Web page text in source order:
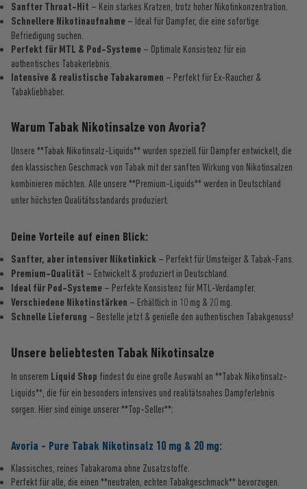
Sanfter Throat-Hit – Kein starkes Kratzen, trotz hoher Nikotinkonzentration.
Schnellere Nikotinaufnahme – Ideal für Dampfer, die eine sofortige
Befriedigung suchen.
Perfekt für MTL & Pod-Systeme – Optimale Konsistenz für ein
authentisches Tabakerlebnis.
Intensive & realistische Tabakaromen – Perfekt für Ex-Raucher &
Tabakliebhaber.
Warum Tabak Nikotinsalze von Avoria?
Unsere **Tabak Nikotinsalz-Liquids** wurden speziell für Dampfer entwickelt, die
den klassischen Geschmack von Tabak mit der sanften Wirkung von Nikotinsalzen
kombinieren möchten. Alle unsere **Premium-Liquids** werden in Deutschland
unter höchsten Qualitätsstandards produziert.
Deine Vorteile auf einen Blick:
Sanfter, aber intensiver Nikotinkick – Perfekt für Umsteiger & Tabak-Fans.
Premium-Qualität – Entwickelt & produziert in Deutschland.
Ideal für Pod-Systeme – Perfekte Konsistenz für MTL-Verdampfer.
Verschiedene Nikotinstärken – Erhältlich in 10 mg & 20 mg.
Schnelle Lieferung – Bestelle jetzt & genieße den authentischen Tabakgenuss!
Unsere beliebtesten Tabak Nikotinsalze
In unserem Liquid Shop findest du eine große Auswahl an **Tabak Nikotinsalz-
Liquids**, die für ein besonders intensives und realitätsnahes Dampferlebnis
sorgen. Hier sind einige unserer **Top-Seller**:
Avoria - Pure Tabak Nikotinsalz 10 mg & 20 mg:
Klassisches, reines Tabakaroma ohne Zusatzstoffe.
Perfekt für alle, die einen **neutralen, echten Tabakgeschmack** bevorzugen.